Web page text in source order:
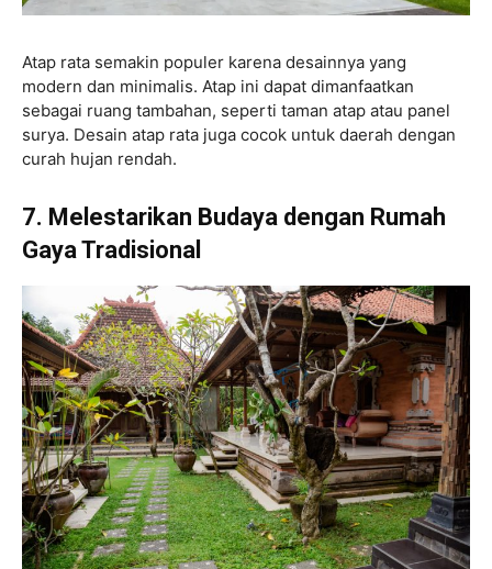
Atap rata semakin populer karena desainnya yang
modern dan minimalis. Atap ini dapat dimanfaatkan
sebagai ruang tambahan, seperti taman atap atau panel
surya. Desain atap rata juga cocok untuk daerah dengan
curah hujan rendah.
7. Melestarikan Budaya dengan Rumah
Gaya Tradisional